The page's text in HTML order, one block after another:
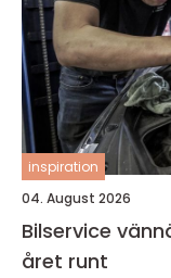
inspiration
04. August 2026
Bilservice vännäs så tar du hand om
året runt